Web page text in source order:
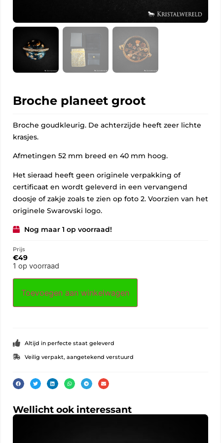
Broche planeet groot
Broche goudkleurig. De achterzijde heeft zeer lichte
krasjes.
Afmetingen 52 mm breed en 40 mm hoog.
Het sieraad heeft geen originele verpakking of
certificaat en wordt geleverd in een vervangend
doosje of zakje zoals te zien op foto 2. Voorzien van het
originele Swarovski logo.
Nog maar 1 op voorraad!
Prijs
€49
1 op voorraad
Toevoegen aan winkelwagen
Altijd in perfecte staat geleverd
Veilig verpakt, aangetekend verstuurd
Wellicht ook interessant